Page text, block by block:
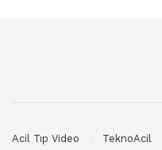
Acil Tıp Video TeknoAcil